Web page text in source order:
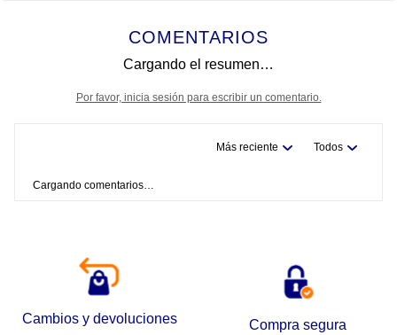
COMENTARIOS
Cargando el resumen…
Por favor, inicia sesión para escribir un comentario.
Más reciente Todos
Cargando comentarios…
Cambios y devoluciones Compra segura